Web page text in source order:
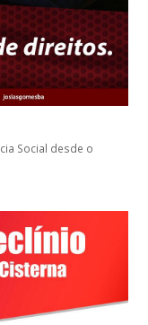
Social desde o